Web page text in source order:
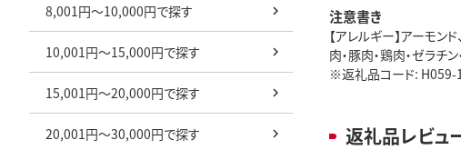
8,001円～10,000円で探す
10,001円～15,000円で探す
15,001円～20,000円で探す
20,001円～30,000円で探す
注意書き
【アレルギー】アーモ
肉・豚肉・鶏肉・ゼラチ
※返礼品コード: H059-
返礼品レビュ